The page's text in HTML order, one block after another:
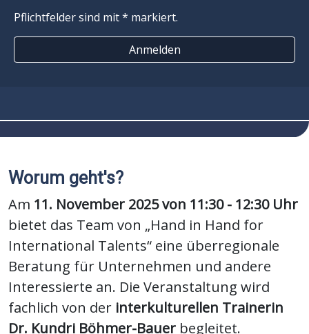
Pflichtfelder sind mit * markiert.
Anmelden
Worum geht's?
Am 11. November 2025 von 11:30 - 12:30 Uhr
bietet das Team von „Hand in Hand for
International Talents“ eine überregionale
Beratung für Unternehmen und andere
Interessierte an. Die Veranstaltung wird
fachlich von der interkulturellen Trainerin
Dr. Kundri Böhmer-Bauer begleitet.